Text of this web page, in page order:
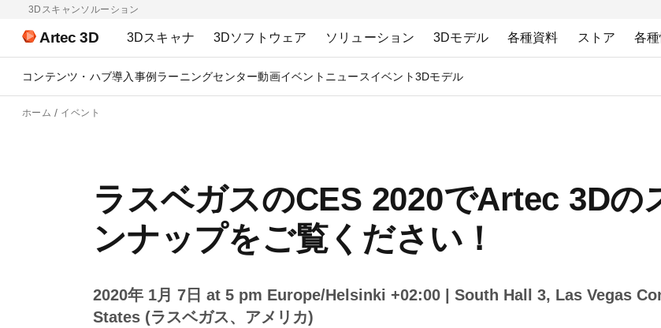
3Dスキャンソルーション
Artec 3D 3Dスキャナ 3Dソフトウェア ソリューション 3Dモデル 各種資料 ストア 各
コンテンツ・ハブ導入事例 ラーニングセンター動画イベント ニュースイベント3Dモデル
ホーム イベント
ラスベガスのCES 2020でArtec 3Dの
ンナップをご覧ください！
2020年 1月 7日 at 5 pm Europe/Helsinki +02:00
| South Hall 3, Las Vegas
States (ラスベガス、アメリカ)